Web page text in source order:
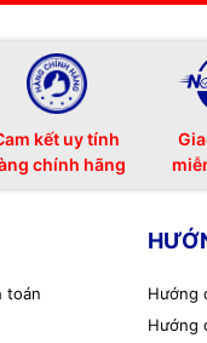
kết uy tính
chính hãng
toán
Hướng
Hướng